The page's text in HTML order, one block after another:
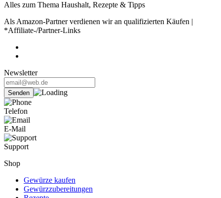
Alles zum Thema Haushalt, Rezepte & Tipps
Als Amazon-Partner verdienen wir an qualifizierten Käufen |
*Affiliate-/Partner-Links
Newsletter
Telefon
E-Mail
Support
Shop
Gewürze kaufen
Gewürzzubereitungen